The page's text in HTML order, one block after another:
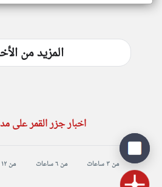
المزيد من
اخبار جزر القمر على
من ٣ ساعات من ٦ ساعات من ١٢ ساعة